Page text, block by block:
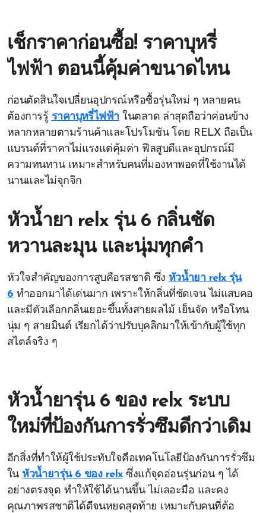
เช็กราคาก่อนซื้อ! ราคาบุหรี่
ไฟฟ้า ตอนนี้คุ้มค่าขนาดไหน
ก่อนตัดสินใจเปลี่ยนอุปกรณ์หรือซื้อรุ่นใหม่ ๆ หลายคน
ต้องการรู้ ราคาบุหรี่ไฟฟ้าในตลาด ล่าสุดถือว่าค่อนข้าง
หลากหลายตามร้านค้าและโปรโมชัน โดย RELX ถือเป็น
แบรนด์ที่ราคาไม่แรงแต่คุ้มค่า ฟีลสูบดีและอุปกรณ์มี
ความทนทาน เหมาะสำหรับคนที่มองหาพอดที่ใช้งานได้
นานและไม่จุกจิก
หัวน้ำยา relx รุ่น 6 กลิ่นชัด
หวานละมุน และนุ่มทุกคำ
หัวใจสำคัญของการสูบคือรสชาติ ซึ่ง หัวน้ำยา relx รุ่น
6 ทำออกมาได้เด่นมาก เพราะให้กลิ่นที่ชัดเจน ไม่แสบคอ
และมีตัวเลือกกลิ่นเยอะขึ้นทั้งสายผลไม้ เย็นจัด หรือโทน
นุ่ม ๆ สายมินต์ เรียกได้ว่าปรับบุคลิกมาให้เข้ากับผู้ใช้ทุก
สไตล์จริง ๆ
หัวน้ำยารุ่น 6 ของ relx ระบบ
ใหม่ที่ป้องกันการรั่วซึมดีกว่าเดิม
อีกสิ่งที่ทำให้ผู้ใช้ประทับใจคือเทคโนโลยีป้องกันการรั่วซึม
ใน หัวน้ำยารุ่น 6 ของ relxซึ่งแก้จุดอ่อนรุ่นก่อน ๆ ได้
อย่างตรงจุด ทำให้ใช้ได้นานขึ้น ไม่เลอะมือ และคง
คุณภาพรสชาติได้ดีจนหยดสุดท้าย เหมาะกับคนที่ต้อ